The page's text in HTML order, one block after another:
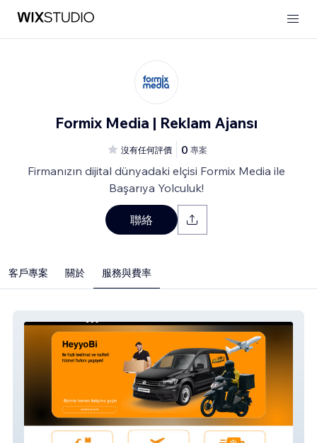
Formix Media | Reklam Ajansı
沒有任何評價 0 專案
Firmanızın dijital dünyadaki elçisi Formix Media ile
Başarıya Yolculuk!
聯絡
客戶專案 關於 服務與費率